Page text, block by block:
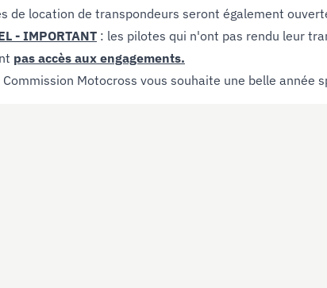
de location de transpondeurs seront également
- IMPORTANT : les pilotes qui n'ont pas rendu leur
pas accès aux engagements.
Commission Motocross vous souhaite une belle année